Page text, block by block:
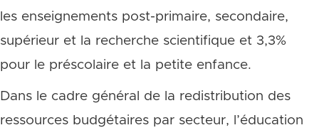
les enseignements post-primaire, secondaire,
supérieur et la recherche scientifique et 3,3%
pour le préscolaire et la petite enfance.
Dans le cadre général de la redistribution des
ressources budgétaires par secteur, l’éducation